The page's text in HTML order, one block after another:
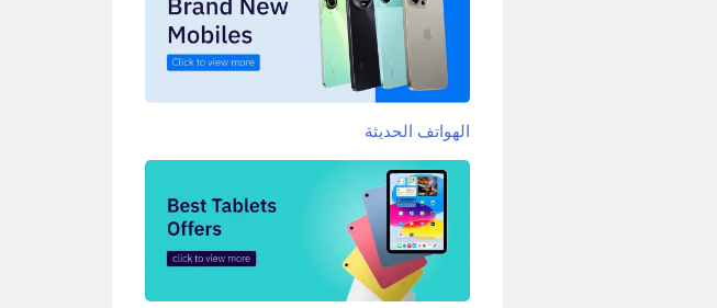
الهواتف الحديثة